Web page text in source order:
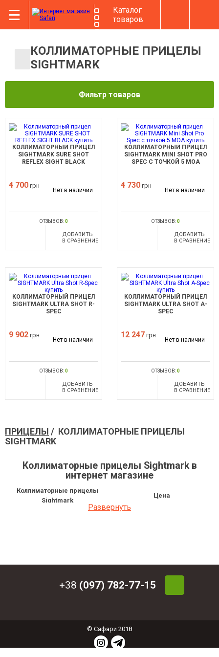
Каталог
товаров
КОЛЛИМАТОРНЫЕ ПРИЦЕЛЫ
SIGHTMARK
Фильтр товаров
КОЛЛИМАТОРНЫЙ ПРИЦЕЛ
SIGHTMARK SURE SHOT
REFLEX SIGHT BLACK
4 700 грн
Нет в наличии
ОТЗЫВОВ:0
ДОБАВИТЬ
В СРАВНЕНИЕ
КОЛЛИМАТОРНЫЙ ПРИЦЕЛ
SIGHTMARK MINI SHOT PRO
SPEC С ТОЧКОЙ 5 МОА
4 730 грн
Нет в наличии
ОТЗЫВОВ:0
ДОБАВИТЬ
В СРАВНЕНИЕ
КОЛЛИМАТОРНЫЙ ПРИЦЕЛ
SIGHTMARK ULTRA SHOT R-
SPEC
9 902 грн
Нет в наличии
ОТЗЫВОВ:0
ДОБАВИТЬ
В СРАВНЕНИЕ
КОЛЛИМАТОРНЫЙ ПРИЦЕЛ
SIGHTMARK ULTRA SHOT A-
SPEC
12 247 грн
Нет в наличии
ОТЗЫВОВ:0
ДОБАВИТЬ
В СРАВНЕНИЕ
ПРИЦЕЛЫ / КОЛЛИМАТОРНЫЕ ПРИЦЕЛЫ
SIGHTMARK
Коллиматорные прицелы Sightmark в
интернет магазине
Коллиматорные прицелы
Sightmark
Цена
Коллиматорный прицел
9 902 грн
Коллиматорный прицел
12 246.79 грн
Развернуть
+38 (097) 782-77-15
© Сафари 2018